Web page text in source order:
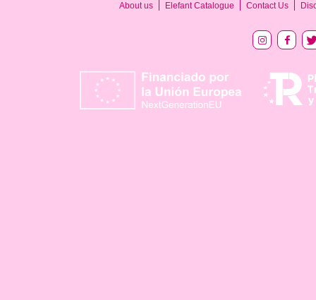
About us Elefant Catalogue Contact Us